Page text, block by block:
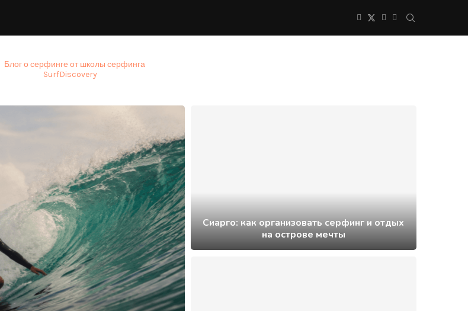
Сиарго: как организовать серфинг и отдых
на острове мечты